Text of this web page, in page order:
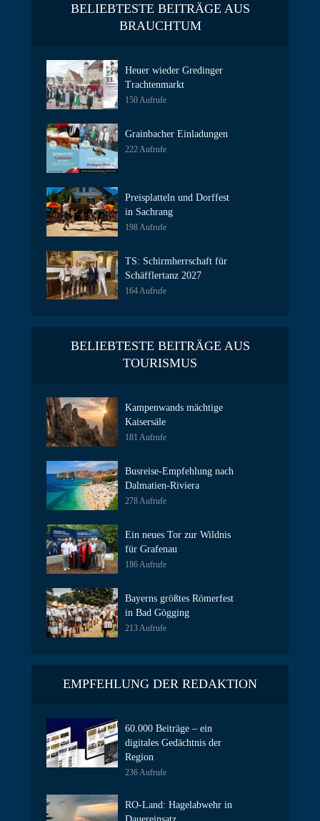
BELIEBTESTE BEITRÄGE AUS
BRAUCHTUM
Heuer wieder Gredinger
Trachtenmarkt
150 Aufrufe
Grainbacher Einladungen
222 Aufrufe
Preisplatteln und Dorffest
in Sachrang
198 Aufrufe
TS: Schirmherrschaft für
Schäfflertanz 2027
164 Aufrufe
BELIEBTESTE BEITRÄGE AUS
TOURISMUS
Kampenwands mächtige
Kaisersäle
181 Aufrufe
Busreise-Empfehlung nach
Dalmatien-Riviera
278 Aufrufe
Ein neues Tor zur Wildnis
für Grafenau
186 Aufrufe
Bayerns größtes Römerfest
in Bad Gögging
213 Aufrufe
EMPFEHLUNG DER REDAKTION
60.000 Beiträge – ein
digitales Gedächtnis der
Region
236 Aufrufe
RO-Land: Hagelabwehr in